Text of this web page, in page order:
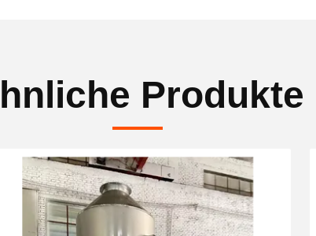
Produkte